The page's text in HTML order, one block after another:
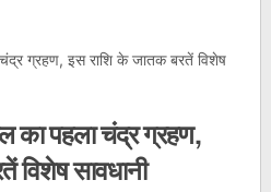
ग्रहण, इस राशि के जातक बरतें विशेष
का पहला चंद्र ग्रहण,
विशेष सावधानी